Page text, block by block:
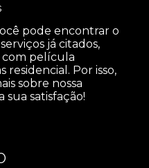
pode encontrar o
já citados,
película
Por isso,
sobre nossa
sua satisfação!